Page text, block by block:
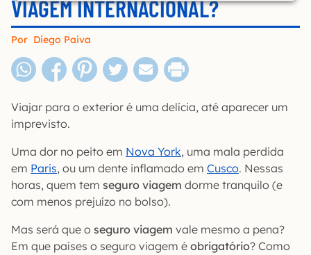
VIAGEM INTERNACIONAL?
Por Diego Paiva
Viajar para o exterior é uma delícia, até aparecer um
imprevisto.
Uma dor no peito em Nova York, uma mala perdida
em Paris, ou um dente inflamado em Cusco. Nessas
horas, quem tem seguro viagem dorme tranquilo (e
com menos prejuízo no bolso).
Mas será que o seguro viagem vale mesmo a pena?
Em que países o seguro viagem é obrigatório? Como